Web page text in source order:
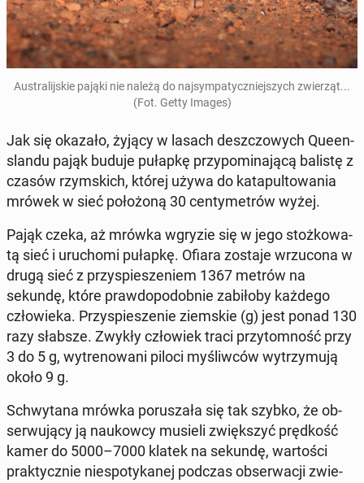
Au­stra­lij­skie pająki nie należą do naj­sym­pa­tycz­niej­szych zwie­rząt...
(Fot. Getty Images)
Jak się okazało, żyjący w lasach desz­czo­wych Qu­een­
slan­du pająk buduje pułapkę przy­po­mi­na­ją­cą balistę z
czasów rzym­skich, której używa do ka­ta­pul­to­wa­nia
mrówek w sieć po­ło­żo­ną 30 cen­ty­me­trów wyżej.
Pająk czeka, aż mrówka wgryzie się w jego stoż­ko­wa­
tą sieć i uru­cho­mi pułapkę. Ofiara zostaje wrzu­co­na w
drugą sieć z przy­spie­sze­niem 1367 metrów na
sekundę, które praw­do­po­dob­nie za­bi­ło­by każdego
czło­wie­ka. Przy­spie­sze­nie ziem­skie (g) jest ponad 130
razy słabsze. Zwykły czło­wiek traci przy­tom­ność przy
3 do 5 g, wy­tre­no­wa­ni piloci my­śliw­ców wy­trzy­mu­ją
około 9 g.
Schwy­ta­na mrówka po­ru­sza­ła się tak szybko, że ob­
ser­wu­ją­cy ją na­ukow­cy musieli zwięk­szyć pręd­kość
kamer do 5000–7000 klatek na sekundę, war­to­ści
prak­tycz­nie nie­spo­ty­ka­nej podczas ob­ser­wa­cji zwie­